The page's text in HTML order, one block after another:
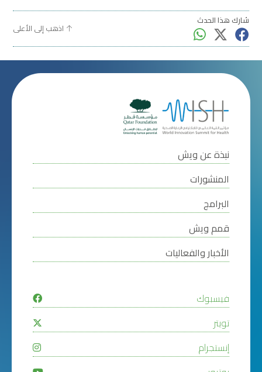
شارك هذا الحدث
اذهب إلى الأعلى
نبذة عن ويش
المنشورات
البرامج
قمم ويش
الأخبار والفعاليات
فيسبوك
تويتر
إنستجرام